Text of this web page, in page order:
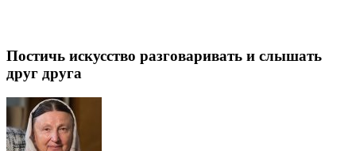
Постичь искусство разговаривать и слышать
друг друга